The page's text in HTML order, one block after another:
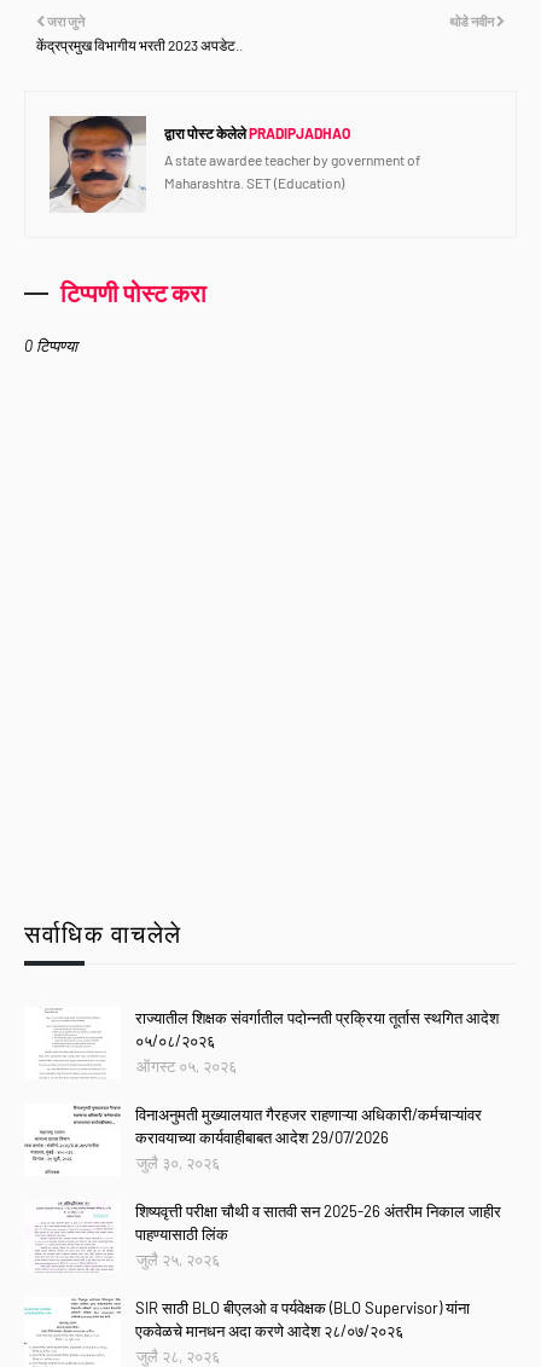
थोडे नवीन
जरा जुने
केंद्रप्रमुख विभागीय भरती 2023 अपडेट..
द्वारा पोस्ट केलेलेPRADIPJADHAO
A state awardee teacher by government of
Maharashtra. SET (Education)
टिप्पणी पोस्ट करा
0 टिप्पण्या
सर्वाधिक वाचलेले
राज्यातील शिक्षक संवर्गातील पदोन्नती प्रक्रिया तूर्तास स्थगित आदेश
०५/०८/२०२६
ऑगस्ट ०५, २०२६
विनाअनुमती मुख्यालयात गैरहजर राहणाऱ्या अधिकारी/कर्मचाऱ्यांवर
करावयाच्या कार्यवाहीबाबत आदेश 29/07/2026
जुलै ३०, २०२६
शिष्यवृत्ती परीक्षा चौथी व सातवी सन 2025-26 अंतरीम निकाल जाहीर
पाहण्यासाठी लिंक
जुलै २५, २०२६
SIR साठी BLO बीएलओ व पर्यवेक्षक (BLO Supervisor) यांना
एकवेळचे मानधन अदा करणे आदेश २८/०७/२०२६
जुलै २८, २०२६